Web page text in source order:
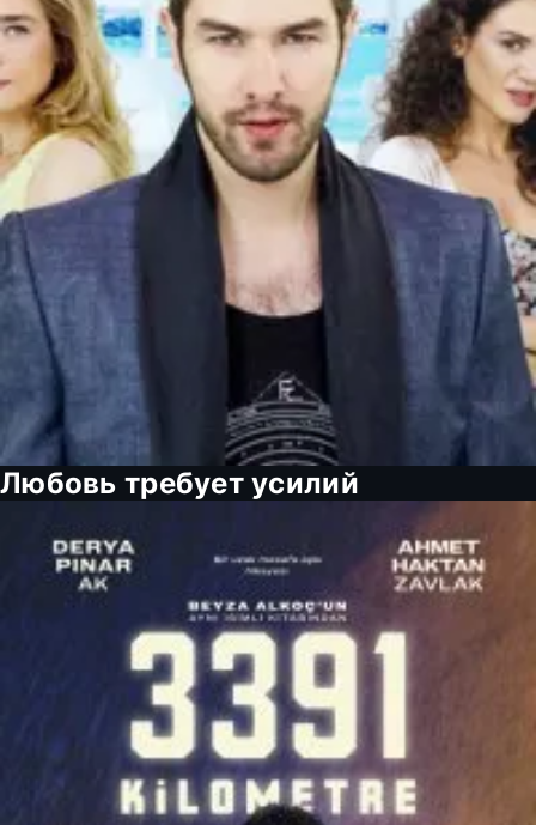
Любовь требует усилий